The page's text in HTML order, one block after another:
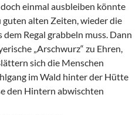
einmal ausbleiben könnte
alten Zeiten, wieder die
Regal grabbeln muss. Dann
„Arschwurz“ zu Ehren,
sich die Menschen
im Wald hinter der Hütte
den Hintern abwischten